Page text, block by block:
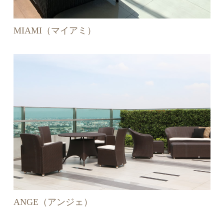
MIAMI（マイアミ）
ANGE（アンジェ）